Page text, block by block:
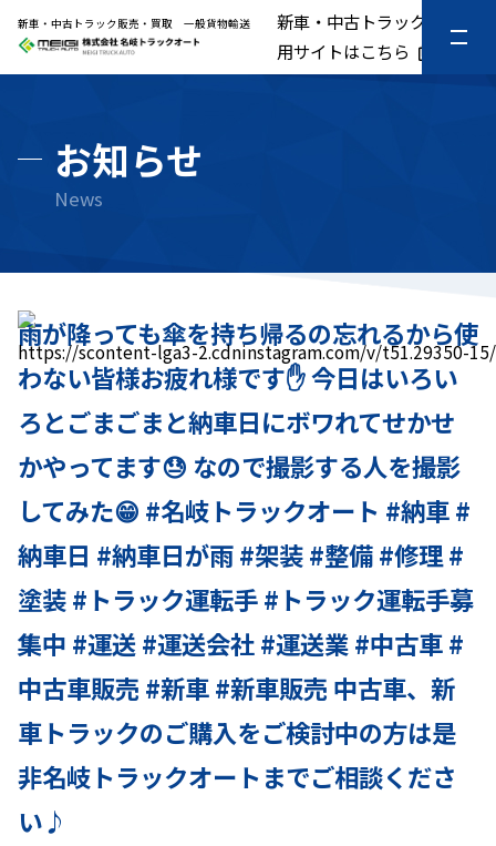
新車・中古トラック販売・買取 一般貨物輸送
新車・中古トラック販売専
用サイトはこちら
お知らせ
雨が降っても傘を持ち帰るの忘れるから使
わない皆様お疲れ様です✋ 今日はいろい
ろとごまごまと納車日にボワれてせかせ
かやってます😓 なので撮影する人を撮影
してみた😁 #名岐トラックオート #納車 #
納車日 #納車日が雨 #架装 #整備 #修理 #
塗装 #トラック運転手 #トラック運転手募
集中 #運送 #運送会社 #運送業 #中古車 #
中古車販売 #新車 #新車販売 中古車、新
車トラックのご購入をご検討中の方は是
非名岐トラックオートまでご相談くださ
い♪
https://scontent-lga3-2.cdninstagram.com/v/t51.29350-15/